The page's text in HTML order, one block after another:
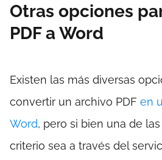
Otras opciones
PDF a Word
Existen las más diversas
convertir un archivo PDF en
Word, pero si bien una de
criterio sea a través del